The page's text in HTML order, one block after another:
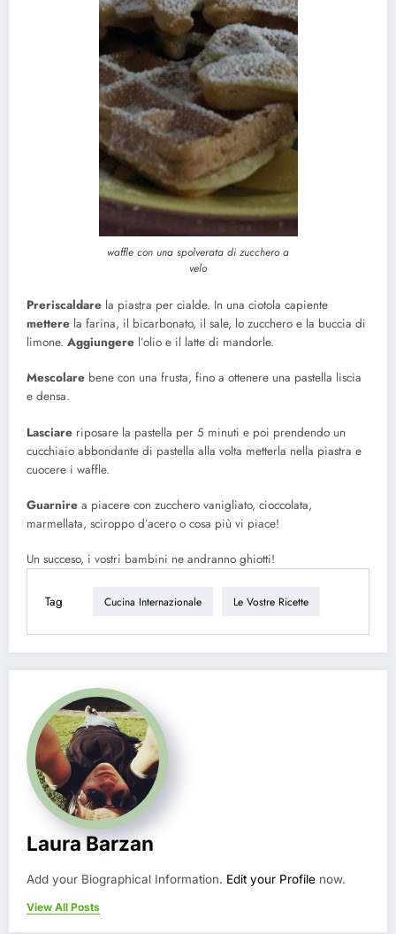
waffle con una spolverata di zucchero a
velo
Preriscaldare la piastra per cialde. In una ciotola capiente
mettere la farina, il bicarbonato, il sale, lo zucchero e la buccia di
limone. Aggiungere l’olio e il latte di mandorle.
Mescolare bene con una frusta, fino a ottenere una pastella liscia
e densa.
Lasciare riposare la pastella per 5 minuti e poi prendendo un
cucchiaio abbondante di pastella alla volta metterla nella piastra e
cuocere i waffle.
Guarnire a piacere con zucchero vanigliato, cioccolata,
marmellata, sciroppo d’acero o cosa più vi piace!
Un succeso, i vostri bambini ne andranno ghiotti!
Tag Cucina Internazionale Le Vostre Ricette
Laura Barzan
Add your Biographical Information. Edit your Profile now.
View All Posts